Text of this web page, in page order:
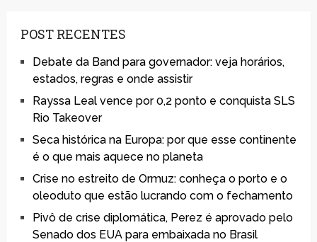
POST RECENTES
Debate da Band para governador: veja horários,
estados, regras e onde assistir
Rayssa Leal vence por 0,2 ponto e conquista SLS
Rio Takeover
Seca histórica na Europa: por que esse continente
é o que mais aquece no planeta
Crise no estreito de Ormuz: conheça o porto e o
oleoduto que estão lucrando com o fechamento
Pivô de crise diplomática, Perez é aprovado pelo
Senado dos EUA para embaixada no Brasil